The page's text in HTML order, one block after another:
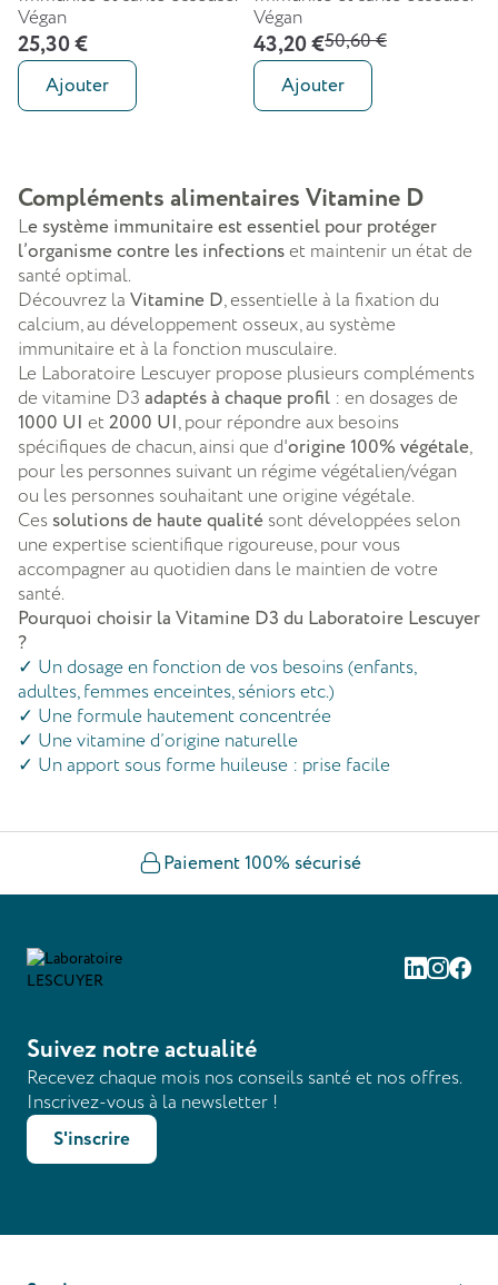
Végan
25,30 €
Ajouter
Végan
43,20 €50,60 €
Ajouter
Compléments alimentaires Vitamine D
Le système immunitaire est essentiel pour protéger
l’organisme contre les infectionset maintenir un état de
santé optimal.
Découvrez la Vitamine D, essentielle à la fixation du
calcium, au développement osseux, au système
immunitaire et à la fonction musculaire.
Le Laboratoire Lescuyer propose plusieurs compléments
de vitamine D3 adaptés à chaque profil : en dosages de
1000 UI et 2000 UI, pour répondre aux besoins
spécifiques de chacun, ainsi que d'origine 100% végétale,
pour les personnes suivant un régime végétalien/végan
ou les personnes souhaitant une origine végétale.
Ces solutions de haute qualité sont développées selon
une expertise scientifique rigoureuse, pour vous
accompagner au quotidien dans le maintien de votre
santé.
Pourquoi choisir la Vitamine D3 du Laboratoire Lescuyer
?
✓ Un dosage en fonction de vos besoins (enfants,
adultes, femmes enceintes, séniors etc.)
✓ Une formule hautement concentrée
✓ Une vitamine d’origine naturelle
✓ Un apport sous forme huileuse : prise facile
Paiement 100% sécurisé
Linkedin
Suivez notre actualité
Recevez chaque mois nos conseils santé et nos offres.
Inscrivez-vous à la newsletter !
S'inscrire